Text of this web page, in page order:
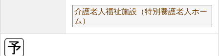
介護老人福祉施設（特別養護老人ホー
ム）